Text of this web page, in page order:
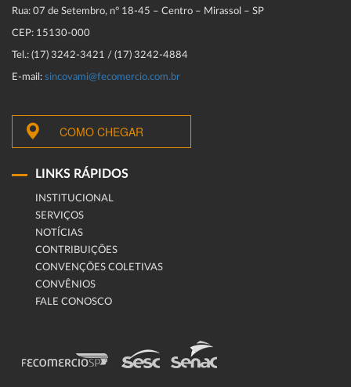
Rua: 07 de Setembro, n° 18-45 – Centro – Mirassol – SP
CEP: 15130-000
Tel.: (17) 3242-3421 / (17) 3242-4884
E-mail: sincovami@fecomercio.com.br
COMO CHEGAR
LINKS RÁPIDOS
INSTITUCIONAL
SERVIÇOS
NOTÍCIAS
CONTRIBUIÇÕES
CONVENÇÕES COLETIVAS
CONVÊNIOS
FALE CONOSCO